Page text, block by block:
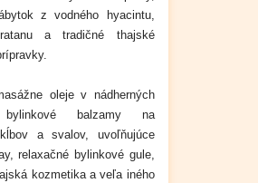
z vodného hyacintu,
a tradičné thajské
oleje v nádherných
bylinkové balzamy na
a svalov, uvoľňujúce
relaxačné bylinkové gule,
kozmetika a veľa iného